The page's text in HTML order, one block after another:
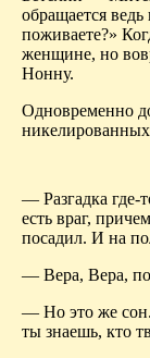
обращается
поживаете?»
женщине, но
Нонну.
Одновременно
— Разгадка где-
есть враг,
посадил. И на
— Вера, Вера,
— Но это же
ты знаешь, кто